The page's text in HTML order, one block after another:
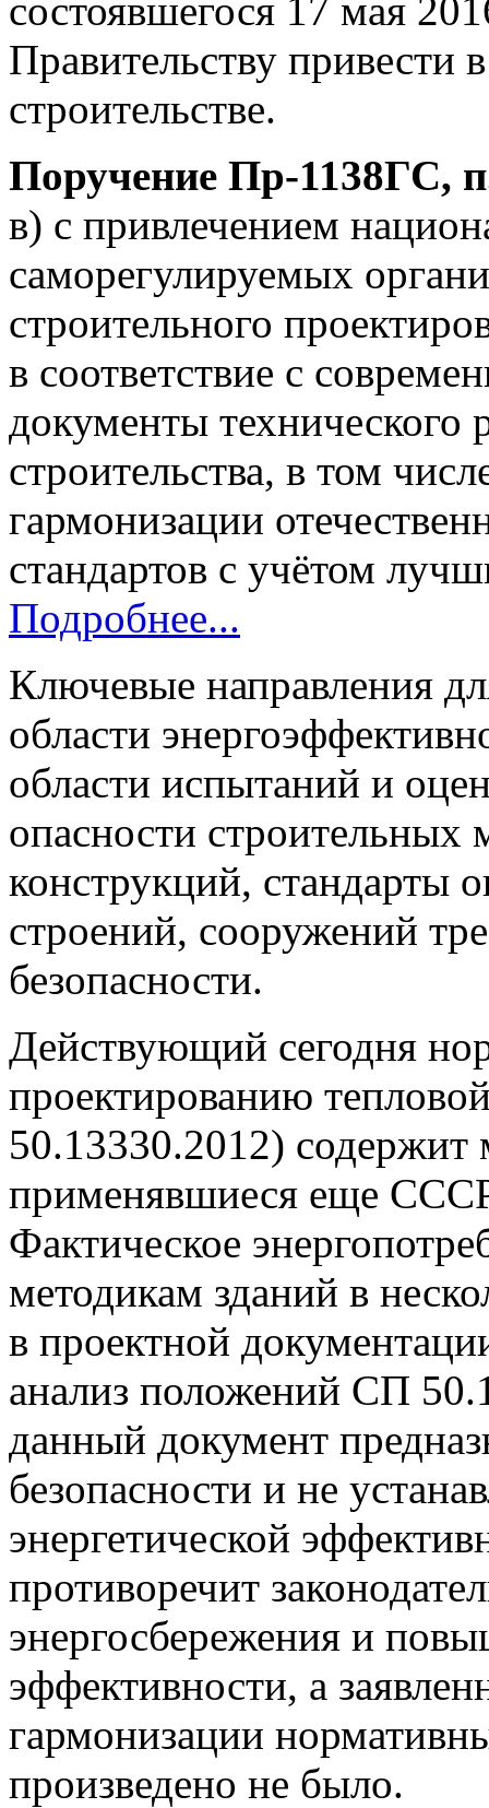
состоявшегося 17 мая
Правительству привести
строительстве.
Поручение Пр-1138ГС,
в) с привлечением
саморегулируемых
строительного
в соответствие с
документы технического
строительства, в том
гармонизации
стандартов с учётом
Подробнее...
Ключевые направления
области
области испытаний и
опасности строительных
конструкций, стандарты
строений, сооружений
безопасности.
Действующий сегодня
проектированию
50.13330.2012) содержит
применявшиеся еще
Фактическое
методикам зданий в
в проектной
анализ положений СП
данный документ
безопасности и не
энергетической
противоречит
энергосбережения и
эффективности, а
гармонизации
произведено не было.